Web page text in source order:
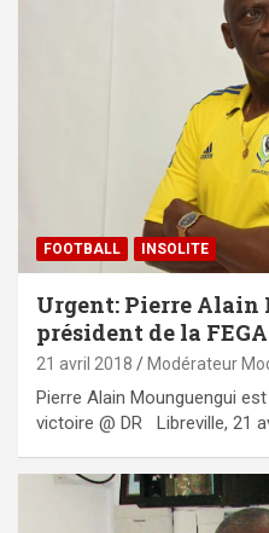
FOOTBALL INSOLITE
Urgent: Pierre
président de la
21 avril 2018 Modérateur
Pierre Alain Mounguengui
victoire @ DR Libreville, 21